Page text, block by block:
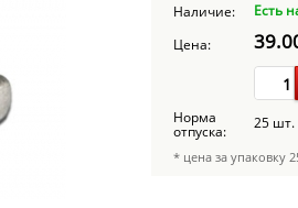
Наличие: Есть
Цена:
Норма
отпуска: 25 шт.
* цена за упаковку